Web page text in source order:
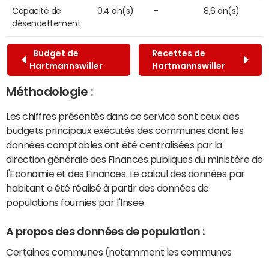
Capacité de
désendettement
0,4 an(s) - 8,6 an(s)
Budget de
Hartmannswiller
Recettes de
Hartmannswiller
Méthodologie :
Les chiffres présentés dans ce service sont ceux des
budgets principaux exécutés des communes dont les
données comptables ont été centralisées par la
direction générale des Finances publiques du ministère de
l'Economie et des Finances. Le calcul des données par
habitant a été réalisé à partir des données de
populations fournies par l'Insee.
A propos des données de population :
Certaines communes (notamment les communes